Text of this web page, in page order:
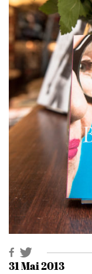
31 Mai 2013